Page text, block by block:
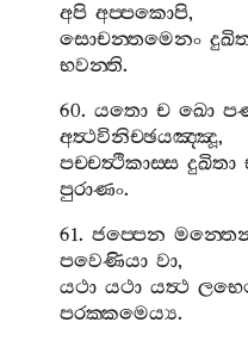
අපි අප‍්පකොපි,
සොචන‍්තමෙනං
භවන‍්ති.
60.යතො ච ඛො
අත්‍ථවිනිච‍්ඡයඤ‍්ඤූ,
පච‍්චත්‍ථිකාස‍්ස දුඛිතා
පුරාණං.
61.ජප‍්පෙන
පවෙණියා වා,
යථා යථා යත්‍ථ
පරක‍්කමෙය්‍ය.